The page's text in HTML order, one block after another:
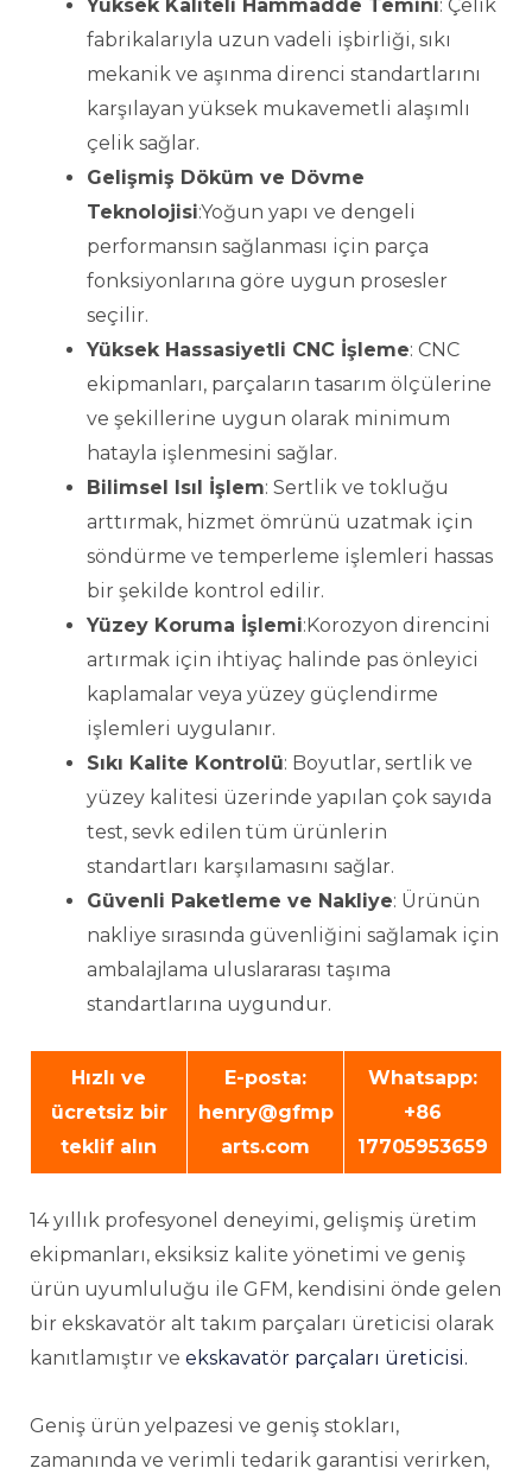
Yüksek Kaliteli Hammadde Temini: Çelik
fabrikalarıyla uzun vadeli işbirliği, sıkı
mekanik ve aşınma direnci standartlarını
karşılayan yüksek mukavemetli alaşımlı
çelik sağlar.
Gelişmiş Döküm ve Dövme
Teknolojisi:Yoğun yapı ve dengeli
performansın sağlanması için parça
fonksiyonlarına göre uygun prosesler
seçilir.
Yüksek Hassasiyetli CNC İşleme: CNC
ekipmanları, parçaların tasarım ölçülerine
ve şekillerine uygun olarak minimum
hatayla işlenmesini sağlar.
Bilimsel Isıl İşlem: Sertlik ve tokluğu
arttırmak, hizmet ömrünü uzatmak için
söndürme ve temperleme işlemleri hassas
bir şekilde kontrol edilir.
Yüzey Koruma İşlemi:Korozyon direncini
artırmak için ihtiyaç halinde pas önleyici
kaplamalar veya yüzey güçlendirme
işlemleri uygulanır.
Sıkı Kalite Kontrolü: Boyutlar, sertlik ve
yüzey kalitesi üzerinde yapılan çok sayıda
test, sevk edilen tüm ürünlerin
standartları karşılamasını sağlar.
Güvenli Paketleme ve Nakliye: Ürünün
nakliye sırasında güvenliğini sağlamak için
ambalajlama uluslararası taşıma
standartlarına uygundur.
Hızlı ve
ücretsiz bir
teklif alın
E-posta:
henry@gfmp
arts.com
Whatsapp:
+86
17705953659
14 yıllık profesyonel deneyimi, gelişmiş üretim
ekipmanları, eksiksiz kalite yönetimi ve geniş
ürün uyumluluğu ile GFM, kendisini önde gelen
bir ekskavatör alt takım parçaları üreticisi olarak
kanıtlamıştır ve ekskavatör parçaları üreticisi.
Geniş ürün yelpazesi ve geniş stokları,
zamanında ve verimli tedarik garantisi verirken,